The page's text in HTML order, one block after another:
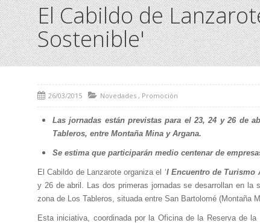
El Cabildo de
Sostenible'
26/03/2015 Novedades , Promoción
Las jornadas están previstas para el 23, 24 y 26
Tableros, entre Montaña Mina y Argana.
Se estima que participarán medio centenar de
El Cabildo de Lanzarote organiza el ‘I Encuentro de Turismo
y 26 de abril. Las dos primeras jornadas se desarrollan en
zona de Los Tableros, situada entre San Bartolomé (Montaña
Esta iniciativa, coordinada por la Oficina de la Reserva de la